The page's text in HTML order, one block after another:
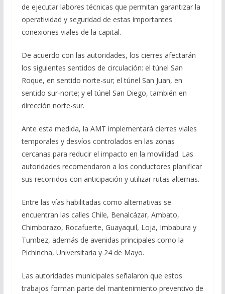
de ejecutar labores técnicas que permitan garantizar la
operatividad y seguridad de estas importantes
conexiones viales de la capital.
De acuerdo con las autoridades, los cierres afectarán
los siguientes sentidos de circulación: el túnel San
Roque, en sentido norte-sur; el túnel San Juan, en
sentido sur-norte; y el túnel San Diego, también en
dirección norte-sur.
Ante esta medida, la AMT implementará cierres viales
temporales y desvíos controlados en las zonas
cercanas para reducir el impacto en la movilidad. Las
autoridades recomendaron a los conductores planificar
sus recorridos con anticipación y utilizar rutas alternas.
Entre las vías habilitadas como alternativas se
encuentran las calles Chile, Benalcázar, Ambato,
Chimborazo, Rocafuerte, Guayaquil, Loja, Imbabura y
Tumbez, además de avenidas principales como la
Pichincha, Universitaria y 24 de Mayo.
Las autoridades municipales señalaron que estos
trabajos forman parte del mantenimiento preventivo de